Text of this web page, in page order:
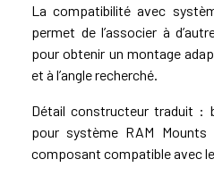
La compatibilité avec
permet de l’associer à
pour obtenir un montage
et à l’angle recherché.
Détail constructeur traduit :
pour système RAM Mounts
composant compatible avec le